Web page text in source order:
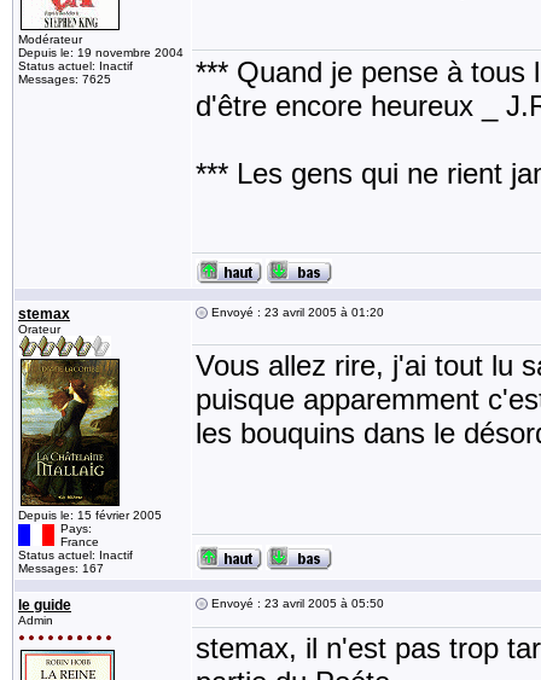
Modérateur
Depuis le: 19 novembre 2004
Status actuel: Inactif
Messages: 7625
*** Quand je pense à tous
d'être encore heureux _
*** Les gens qui ne rient
stemax
Orateur
Depuis le: 15 février 2005
Pays:
France
Status actuel: Inactif
Messages: 167
Envoyé : 23 avril 2005 à 01:20
Vous allez rire, j'ai tout lu
puisque apparemment
les bouquins dans le
le guide
Admin
Envoyé : 23 avril 2005 à 05:50
stemax, il n'est pas trop